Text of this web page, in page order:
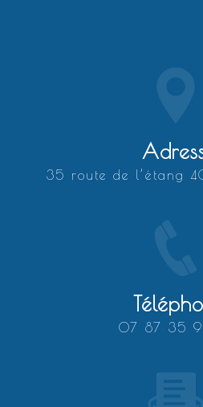
35 route de l’étang
07 87 35